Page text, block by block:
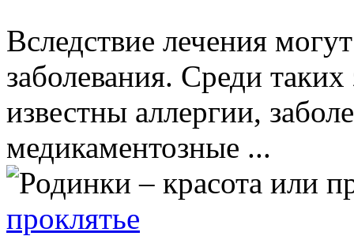
Вследствие лечения
заболевания. Среди
известны аллергии,
медикаментозные ...
проклятье